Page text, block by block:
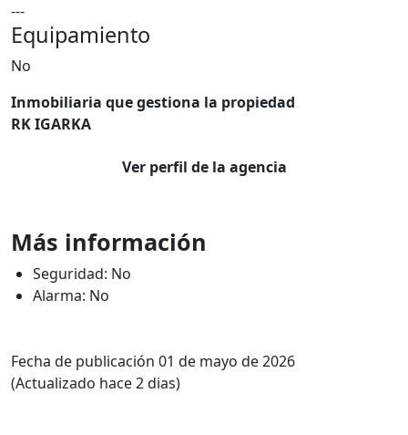
---
Equipamiento
No
Inmobiliaria que gestiona la propiedad
RK IGARKA
Ver perfil de la agencia
Más información
Seguridad: No
Alarma: No
Fecha de publicación 01 de mayo de 2026
(Actualizado hace 2 dias)